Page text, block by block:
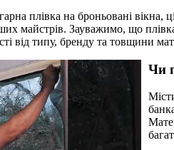
плівка на броньовані вікна,
майстрів. Зауважимо, що
від типу, бренду та товщини
Чи